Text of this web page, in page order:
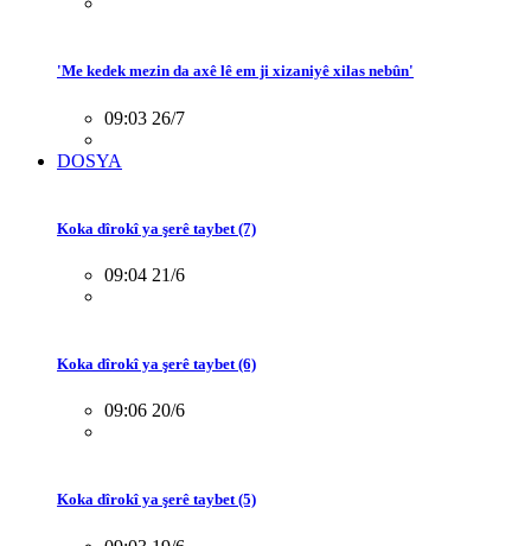
'Me kedek mezin da axê lê em ji xizaniyê xilas nebûn'
09:03 26/7
DOSYA
Koka dîrokî ya şerê taybet (7)
09:04 21/6
Koka dîrokî ya şerê taybet (6)
09:06 20/6
Koka dîrokî ya şerê taybet (5)